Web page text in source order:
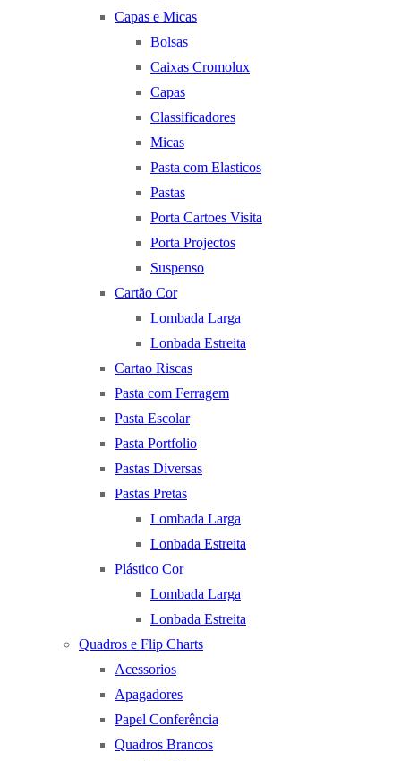
Capas e Micas
Bolsas
Caixas Cromolux
Capas
Classificadores
Micas
Pasta com Elasticos
Pastas
Porta Cartoes Visita
Porta Projectos
Suspenso
Cartão Cor
Lombada Larga
Lonbada Estreita
Cartao Riscas
Pasta com Ferragem
Pasta Escolar
Pasta Portfolio
Pastas Diversas
Pastas Pretas
Lombada Larga
Lonbada Estreita
Plástico Cor
Lombada Larga
Lonbada Estreita
Quadros e Flip Charts
Acessorios
Apagadores
Papel Conferência
Quadros Brancos